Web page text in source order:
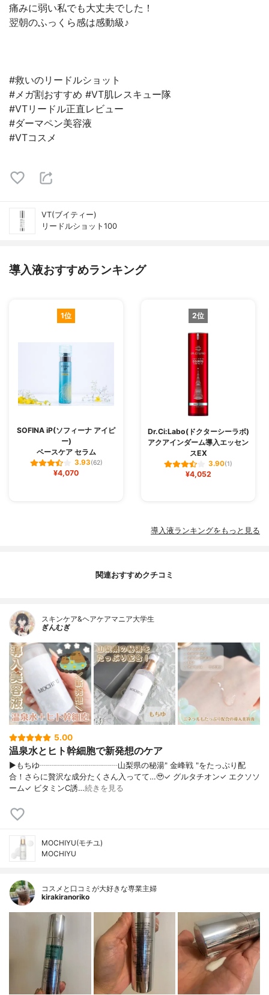
痛みに弱い私でも大丈夫でした！
翌朝のふっくら感は感動級♪
#救いのリードルショット
#メガ割おすすめ #VT肌レスキュー隊
#VTリードル正直レビュー
#ダーマペン美容液
#VTコスメ
VT(ブイティー)
リードルショット100
導入液おすすめランキング
1位
SOFINA iP(ソフィーナ アイピ
ー)
ベースケア セラム
3.93(62)
¥4,070
2位
Dr.Ci:Labo(ドクターシーラボ)
アクアインダーム導入エッセン
スEX
3.90(1)
¥4,052
導入液ランキングをもっと見る
関連おすすめクチコミ
スキンケア&ヘアケアマニア大学生
ぎんむぎ
5.00
温泉水とヒト幹細胞で新発想のケア
▶もちゆ┈┈┈┈┈┈┈┈┈┈山梨県の秘湯" 金峰戦 "をたっぷり配
合！さらに贅沢な成分たくさん入ってて…🥹✓ グルタチオン✓ エクソソ
ーム✓ ビタミンC誘…続きを見る
MOCHIYU(モチユ)
MOCHIYU
コスメと口コミが大好きな専業主婦
kirakiranoriko